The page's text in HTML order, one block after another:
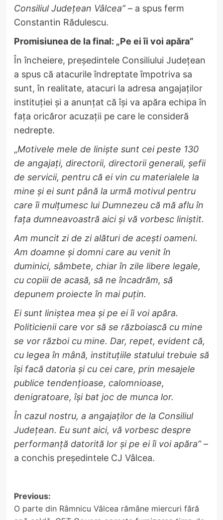
Consiliul Județean Vâlcea”– a spus ferm
Constantin Rădulescu.
Promisiunea de la final: „Pe ei îi voi apăra”
În încheiere, președintele Consiliului Județean
a spus că atacurile îndreptate împotriva sa
sunt, în realitate, atacuri la adresa angajaților
instituției și a anunțat că își va apăra echipa în
fața oricăror acuzații pe care le consideră
nedrepte.
„Motivele mele de liniște sunt cei peste 130
de angajați, directorii, directorii generali, șefii
de servicii, pentru că ei vin cu materialele la
mine și ei sunt până la urmă motivul pentru
care îi mulțumesc lui Dumnezeu că mă aflu în
fața dumneavoastră aici și vă vorbesc liniștit.
Am muncit zi de zi alături de acești oameni.
Am doamne și domni care au venit în
duminici, sâmbete, chiar în zile libere legale,
cu copiii de acasă, să ne încadrăm, să
depunem proiecte în mai puțin.
Ei sunt liniștea mea și pe ei îi voi apăra.
Politicienii care vor să se războiască cu mine
se vor război cu mine. Dar, repet, evident că,
cu legea în mână, instituțiile statului trebuie să
își facă datoria și cu cei care, prin mesajele
publice tendențioase, calomnioase,
denigratoare, își bat joc de munca lor.
În cazul nostru, a angajaților de la Consiliul
Județean. Eu sunt aici, vă vorbesc despre
performanță datorită lor și pe ei îi voi apăra”–
a conchis președintele CJ Vâlcea.
Post
navigation
Previous:
O parte din Râmnicu Vâlcea rămâne miercuri fără